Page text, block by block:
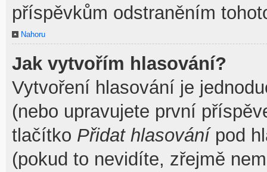
příspěvkům odstraněním
Nahoru
Jak vytvořím hlasování?
Vytvoření hlasování je
(nebo upravujete první
tlačítko Přidat hlasovánípod
(pokud to nevidíte, zřejmě